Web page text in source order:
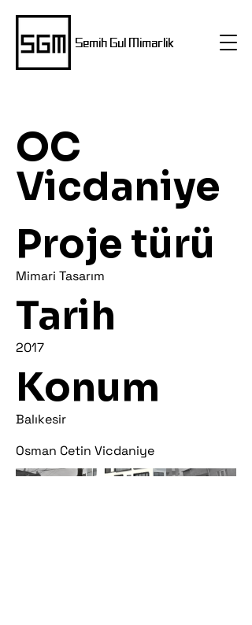
Semih Gul Mimarlik
OC
Vicdaniye
Proje türü
Mimari Tasarım
Tarih
2017
Konum
Balıkesir
Osman Cetin Vicdaniye